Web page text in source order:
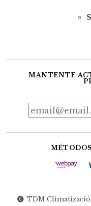
MANTENTE
TDM